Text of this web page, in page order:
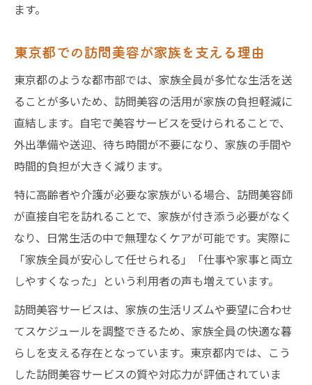
ます。
東京都での訪問美容が家族を支える理由
東京都のような都市部では、家族全員が多忙な生活を送
ることが多いため、訪問美容の活用が家族の負担軽減に
直結します。自宅で美容サービスを受けられることで、
外出準備や送迎、待ち時間が不要になり、家族の手間や
時間的負担が大きく減ります。
特に高齢者や介護が必要な家族がいる場合、訪問美容師
が直接自宅を訪れることで、家族が付き添う必要がなく
なり、日常生活の中で無理なくケアが可能です。実際に
「家族全員が安心して任せられる」「仕事や家事と両立
しやすくなった」という利用者の声も増えています。
訪問美容サービスは、家族の生活リズムや要望に合わせ
てスケジュールを調整できるため、家族全員の快適な暮
らしを支える存在となっています。東京都内では、こう
した訪問美容サービスの質や対応力が評価されていま